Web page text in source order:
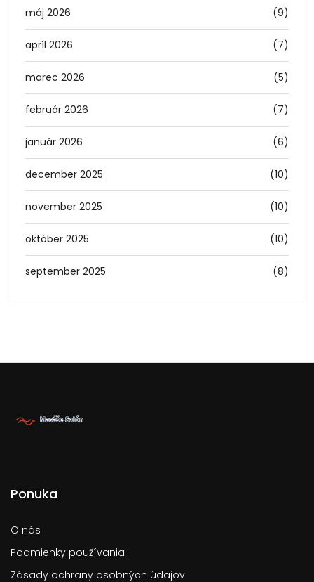
máj 2026 (9)
apríl 2026 (7)
marec 2026 (5)
február 2026 (7)
január 2026 (6)
december 2025 (10)
november 2025 (10)
október 2025 (10)
september 2025 (8)
Ponuka
O nás
Podmienky používania
Zásady ochrany osobných údajov